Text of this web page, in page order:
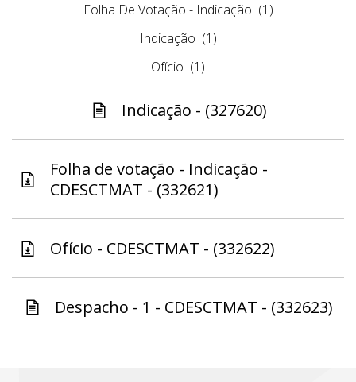
Folha De Votação - Indicação (1)
Indicação (1)
Ofício (1)
Indicação - (327620)
Folha de votação - Indicação -
CDESCTMAT - (332621)
Ofício - CDESCTMAT - (332622)
Despacho - 1 - CDESCTMAT - (332623)